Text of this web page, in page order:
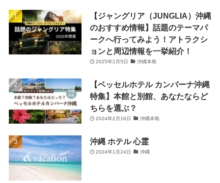
【ジャングリア（JUNGLIA）沖縄
のおすすめ情報】話題のテーマパ
ークへ行ってみよう！アトラクシ
ョンと周辺情報を一挙紹介！
2025年2月5日 沖縄本島
【ベッセルホテル カンパーナ沖縄
特集】本館と別館、あなたならど
ちらを選ぶ？
2024年2月16日 沖縄本島
沖縄 ホテル 心霊
2024年1月24日 沖縄